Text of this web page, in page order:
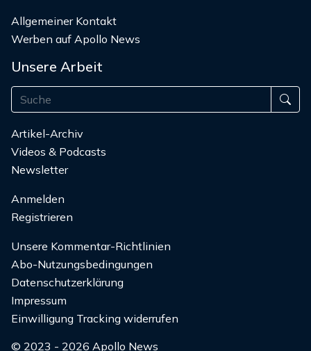
Allgemeiner Kontakt
Werben auf Apollo News
Unsere Arbeit
Artikel-Archiv
Videos & Podcasts
Newsletter
Anmelden
Registrieren
Unsere Kommentar-Richtlinien
Abo-Nutzungsbedingungen
Datenschutzerklärung
Impressum
Einwilligung Tracking widerrufen
© 2023 - 2026 Apollo News